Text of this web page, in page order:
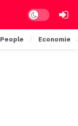
Dark mode
People Economie